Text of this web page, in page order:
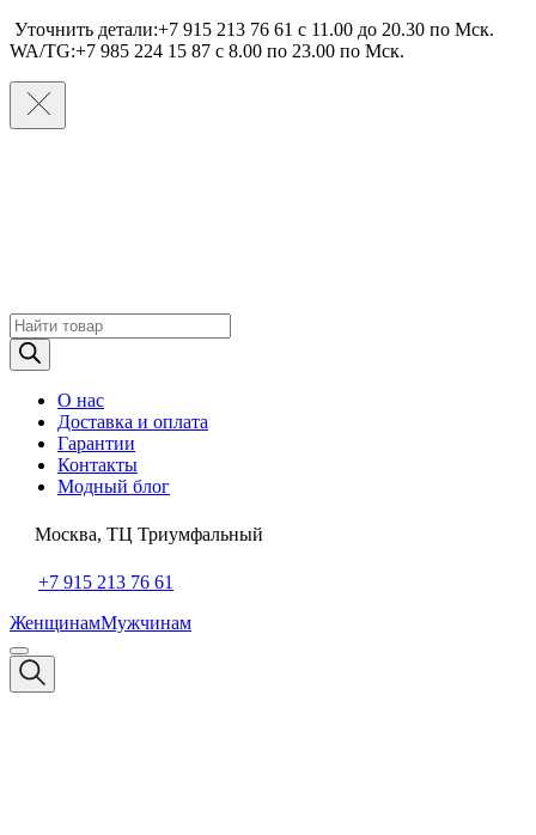
Уточнить детали:+7 915 213 76 61 c 11.00 до 20.30 по Мcк.
WA/TG:+7 985 224 15 87 c 8.00 по 23.00 по Мcк.
Поиск
товаров
О нас
Доставка и оплата
Гарантии
Контакты
Модный блог
Москва, ТЦ Триумфальный
+7 915 213 76 61
ЖенщинамМужчинам